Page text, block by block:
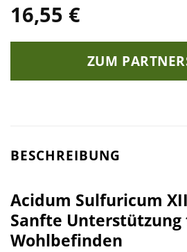
16,55 €
ZUM
BESCHREIBUNG
Acidum Sulfuricum
Sanfte
Wohlbefinden